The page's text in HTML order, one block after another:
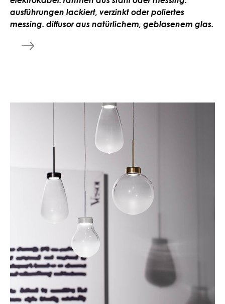
ausführungen lackiert, verzinkt oder poliertes
messing. diffusor aus natürlichem, geblasenem glas.